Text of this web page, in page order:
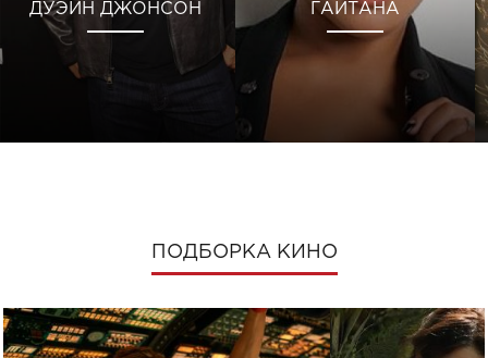
ДУЭЙН ДЖОНСОН ГАЙТАНА
ПОДБОРКА КИНО